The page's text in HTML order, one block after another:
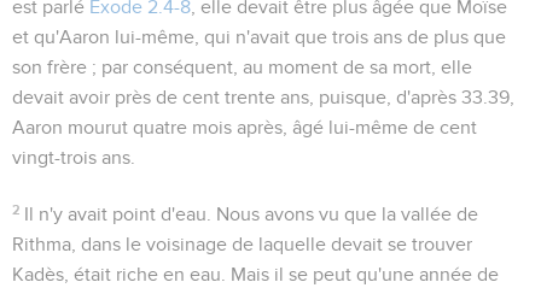
est parlé Exode 2.4-8 , elle devait être plus âgée que Moïse
et qu'Aaron lui-même, qui n'avait que trois ans de plus que
son frère ; par conséquent, au moment de sa mort, elle
devait avoir près de cent trente ans, puisque, d'après 33.39
Aaron mourut quatre mois après, âgé lui-même de cent
vingt-trois ans.
2 Il n'y avait point d'eau . Nous avons vu que la vallée de
Rithma, dans le voisinage de laquelle devait se trouver
Kadès, était riche en eau. Mais il se peut qu'une année de